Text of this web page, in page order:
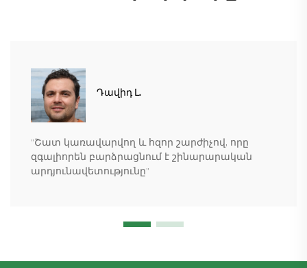
Դավիդ Լ.
"Շատ կառավարվող և հզոր շարժիչով, որը
զգալիորեն բարձրացնում է շինարարական
արդյունավետությունը"